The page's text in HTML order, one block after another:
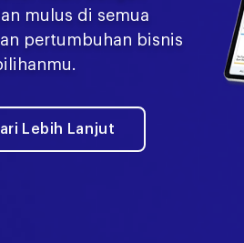
mulus di semua
pertumbuhan bisnis
Lebih Lanjut